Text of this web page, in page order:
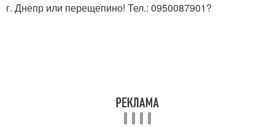
г. Днепр или перещепино! Тел.: 0950087901?